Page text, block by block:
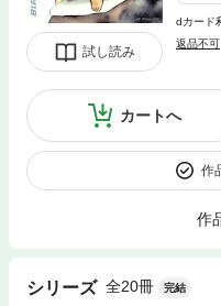
試し読み
dカード
返品不可
カートへ
作
作
シリーズ 全20冊 完結